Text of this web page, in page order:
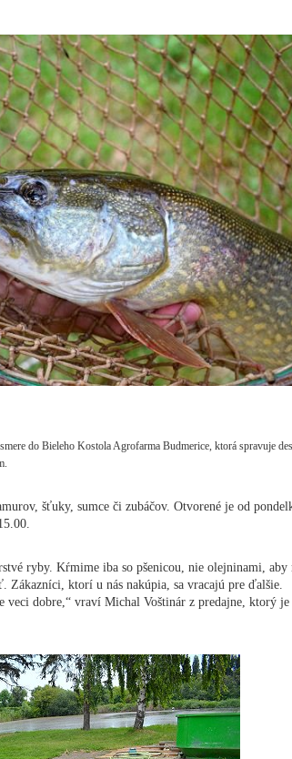
do Bieleho Kostola Agrofarma Budmerice, ktorá spravuje
šťuky, sumce či zubáčov. Otvorené je od
ryby. Kŕmime iba so pšenicou, nie olejninami, aby
Zákazníci, ktorí u nás nakúpia, sa vracajú pre ďalšie.
veci dobre,“ vraví Michal Voštinár z predajne, ktorý je